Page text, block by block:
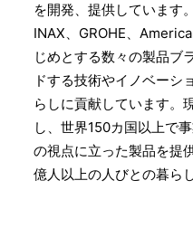
を開発、提供しています
INAX、GROHE、
じめとする数々の製品ブ
ドする技術やイノベーシ
らしに貢献しています。
し、世界150カ国以上で
の視点に立った製品を提
億人以上の人びとの暮ら